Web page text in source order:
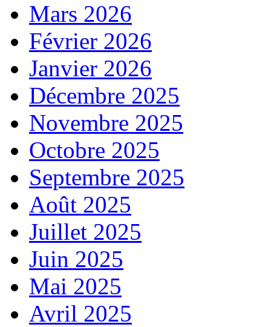
Mars 2026
Février 2026
Janvier 2026
Décembre 2025
Novembre 2025
Octobre 2025
Septembre 2025
Août 2025
Juillet 2025
Juin 2025
Mai 2025
Avril 2025